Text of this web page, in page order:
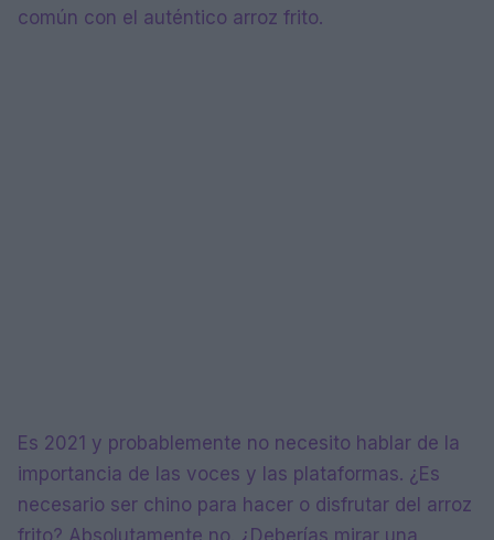
común con el auténtico arroz frito.
Es 2021 y probablemente no necesito hablar de la
importancia de las voces y las plataformas. ¿Es
necesario ser chino para hacer o disfrutar del arroz